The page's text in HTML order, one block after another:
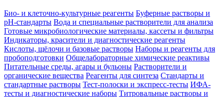
Био- и клеточно-культурные реагенты Буферные растворы и
pH-стандарты Вода и специальные растворители для анализа
Готовые микробиологические материалы, кассеты и фильтры
Индикаторы, красители и диагностические реагенты
Кислоты, щёлочи и базовые растворы Наборы и реагенты для
пробоподготовки Общелабораторные химические реактивы
Питательные среды, агары и бульоны Растворители и
органические вещества Реагенты для синтеза Стандарты и
стандартные растворы Тест-полоски и экспресс-тесты ИФА-
тесты и диагностические наборы Титровальные растворы и